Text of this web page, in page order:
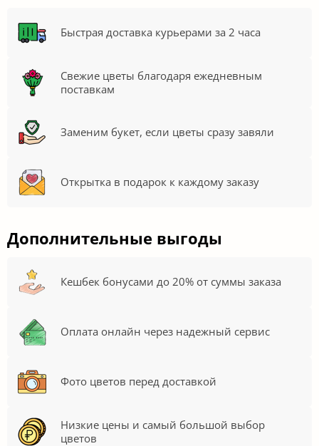
Быстрая доставка курьерами за 2 часа
Свежие цветы благодаря ежедневным
поставкам
Заменим букет, если цветы сразу завяли
Открытка в подарок к каждому заказу
Дополнительные выгоды
Кешбек бонусами до 20% от суммы заказа
Оплата онлайн через надежный сервис
Фото цветов перед доставкой
Низкие цены и самый большой выбор
цветов